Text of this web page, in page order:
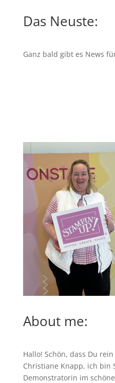
Das Neuste:
Ganz bald gibt es News
About me:
Hallo! Schön, dass Du
Christiane Knapp, ich bin
Demonstratorin im